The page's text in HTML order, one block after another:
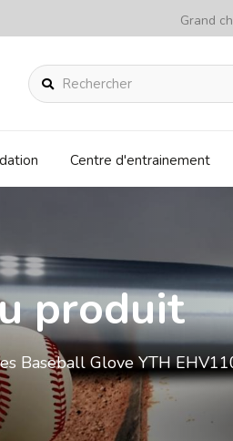
Grand
Rechercher
Centre d'entrainement
produit
Baseball Glove YTH